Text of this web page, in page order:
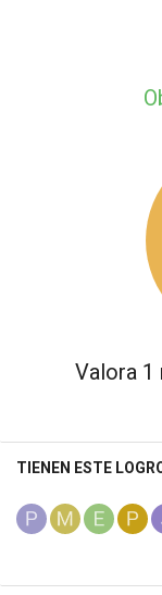
Valora 1
TIENEN ESTE